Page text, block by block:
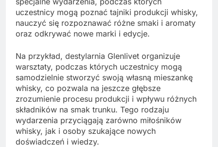
uczestnicy mogą poznać tajniki produkcji whisky,
nauczyć się rozpoznawać różne smaki i aromaty
oraz odkrywać nowe marki i edycje.
Na przykład, destylarnia Glenlivet organizuje
warsztaty, podczas których uczestnicy mogą
samodzielnie stworzyć swoją własną mieszankę
whisky, co pozwala na jeszcze głębsze
zrozumienie procesu produkcji i wpływu różnych
składników na smak trunku. Tego rodzaju
wydarzenia przyciągają zarówno miłośników
whisky, jak i osoby szukające nowych
doświadczeń i wiedzy.